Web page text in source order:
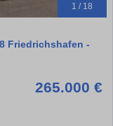
1 / 18
Friedrichshafen -
265.000 €